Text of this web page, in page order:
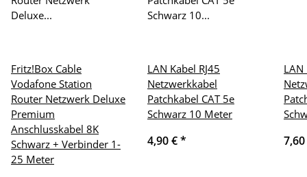
Fritz!Box Cable
Vodafone Station
Router Netzwerk Deluxe
Premium
Anschlusskabel 8K
Schwarz + Verbinder 1-
25 Meter
LAN Kabel RJ45
Netzwerkkabel
Patchkabel CAT 5e
Schwarz 10 Meter
4,90 €*
LAN